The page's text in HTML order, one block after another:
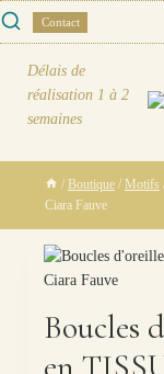
Skip
Contact
Délais de
réalisation 1 à 2
semaines
/ Boutique / Motifs
Ciara Fauve
Boucles